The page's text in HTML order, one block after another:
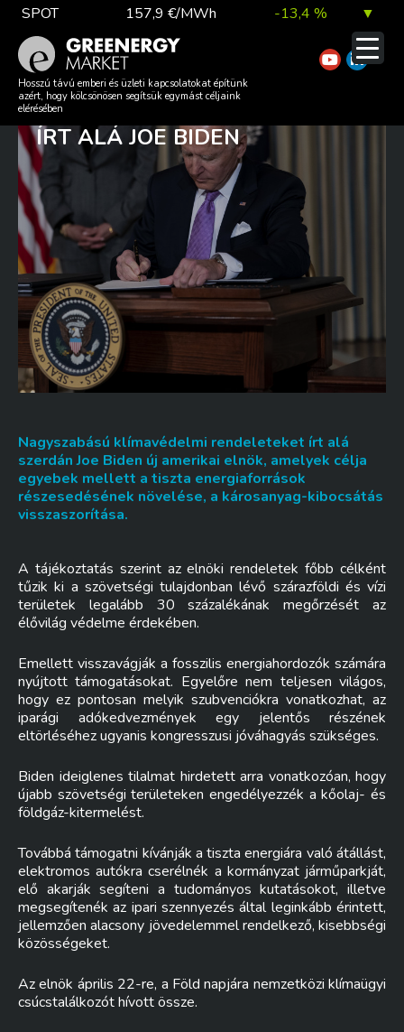
Skip
content
SPOT 157,9 €/MWh -13,4 % ▼
TTF DA 56,1 €/MWh 7,0 % ▲
EUA 81,9 €/t
DAX index 26 140,13 0,1 %
EUR árfolyam 363,03 Ft 0,2 %
Hosszú távú emberi és üzleti kapcsolatokat építünk
azért, hogy kölcsönösen segítsük egymást céljaink
elérésében
NAGYSZABÁSÚ
KLÍMAVÉDELMI AKCIÓTERVET
ÍRT ALÁ JOE BIDEN
Nagyszabású klímavédelmi rendeleteket írt alá
szerdán Joe Biden új amerikai elnök, amelyek célja
egyebek mellett a tiszta energiaforrások
részesedésének növelése, a károsanyag-kibocsátás
visszaszorítása.
A tájékoztatás szerint az elnöki rendeletek főbb célként
tűzik ki a szövetségi tulajdonban lévő szárazföldi és vízi
területek legalább 30 százalékának megőrzését az
élővilág védelme érdekében.
Emellett visszavágják a fosszilis energiahordozók számára
nyújtott támogatásokat. Egyelőre nem teljesen világos,
hogy ez pontosan melyik szubvenciókra vonatkozhat, az
iparági adókedvezmények egy jelentős részének
eltörléséhez ugyanis kongresszusi jóváhagyás szükséges.
Biden ideiglenes tilalmat hirdetett arra vonatkozóan, hogy
újabb szövetségi területeken engedélyezzék a kőolaj- és
földgáz-kitermelést.
Továbbá támogatni kívánják a tiszta energiára való átállást,
elektromos autókra cserélnék a kormányzat járműparkját,
elő akarják segíteni a tudományos kutatásokot, illetve
megsegítenék az ipari szennyezés által leginkább érintett,
jellemzően alacsony jövedelemmel rendelkező, kisebbségi
közösségeket.
Az elnök április 22-re, a Föld napjára nemzetközi klímaügyi
csúcstalálkozót hívott össze.